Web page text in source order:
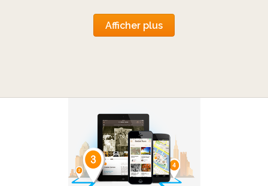
Afficher plus